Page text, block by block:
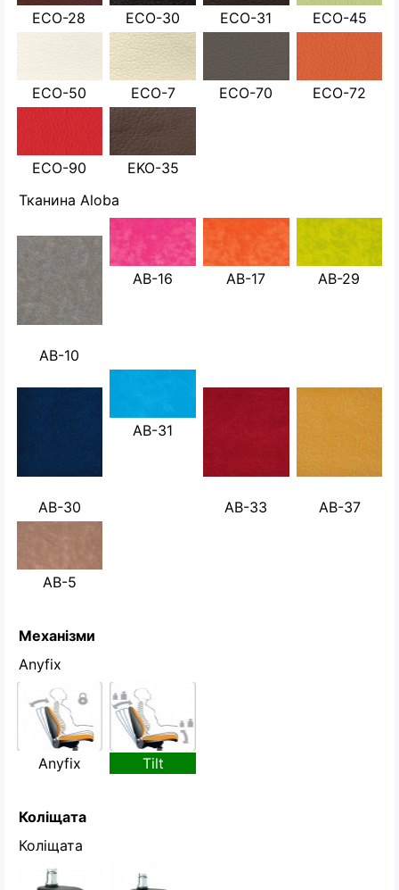
ECO-28 ECO-30 ECO-31 ECO-45
ECO-50 ECO-7 ECO-70 ECO-72
ECO-90
EKO-35
Тканина Aloba
AB-10
AB-16 AB-17 AB-29
AB-30
AB-31
AB-33 AB-37
AB-5
Механізми
Anyfix
Anyfix Tilt
Коліщата
Коліщата